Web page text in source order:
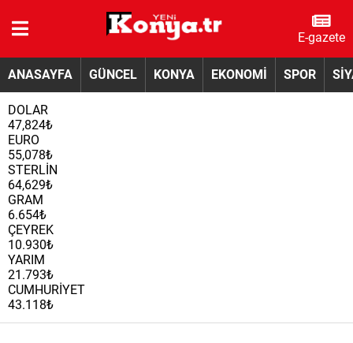
E-gazete
ANASAYFA GÜNCEL KONYA EKONOMİ SPOR
DOLAR
47,824₺
EURO
55,078₺
STERLİN
64,629₺
GRAM
6.654₺
ÇEYREK
10.930₺
YARIM
21.793₺
CUMHURİYET
43.118₺